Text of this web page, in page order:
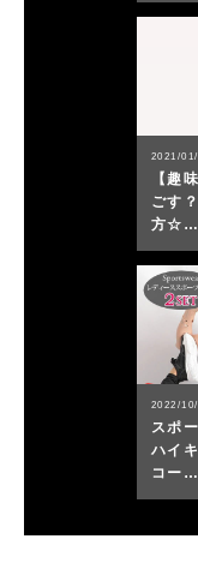
2021/
【趣
ごす
方☆…
2022/
スポ
ハイ
コー…